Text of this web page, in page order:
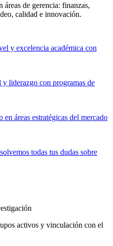
áreas de gerencia: finanzas,
calidad e innovación.
y excelencia académica con
liderazgo con programas de
áreas estratégicas del mercado
todas tus dudas sobre
activos y vinculación con el